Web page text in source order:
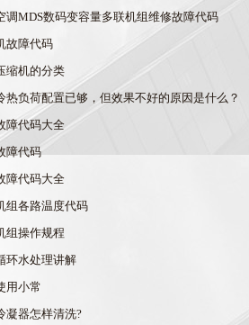
调MDS数码变容量多联机组维修故障代码
故障代码
缩机的分类
热负荷配置已够，但效果不好的原因是什么？
障代码大全
障代码
障代码大全
组各路温度代码
组操作规程
环水处理讲解
用小常
凝器怎样清洗?